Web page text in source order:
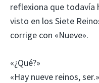
reflexiona que todavía
visto en los Siete
corrige con «Nueve».
«¿Qué?»
«Hay nueve reinos, ser.»